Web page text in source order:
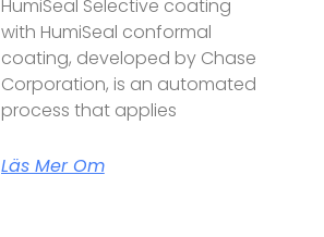
HumiSeal Selective coating
with HumiSeal conformal
coating, developed by Chase
Corporation, is an automated
process that applies
Läs Mer Om